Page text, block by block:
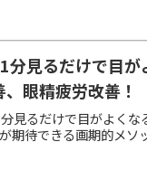
分見るだけで目
、眼精疲労改善！
見るだけで目がよく
期待できる画期的メソ